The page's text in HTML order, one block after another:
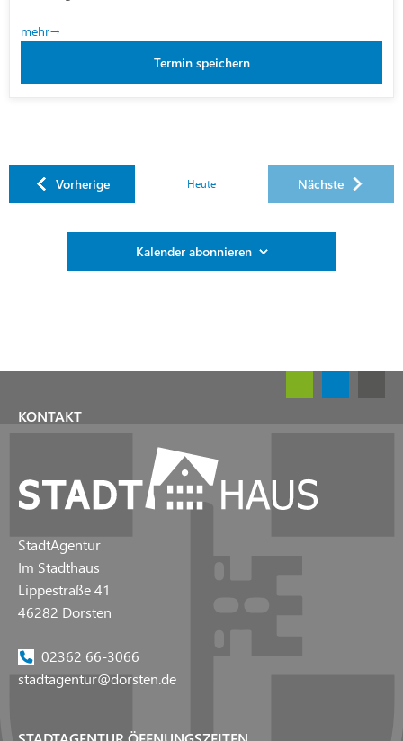
mehr
Termin speichern
VorherigeVeranstaltungenHeute
Nächste
Kalender abonnieren
KONTAKT
StadtAgentur
Im Stadthaus
Lippestraße 41
46282 Dorsten
02362 66-3066
stadtagentur@dorsten.de